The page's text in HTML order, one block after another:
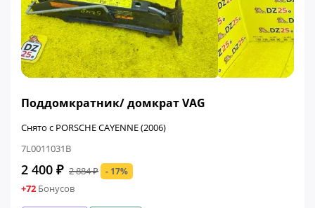
Поддомкратник/ домкрат VAG
Снято с PORSCHE CAYENNE (2006)
7L0011031B
2 400 ₽ 2 884 ₽ - 17%
+72 Бонусов